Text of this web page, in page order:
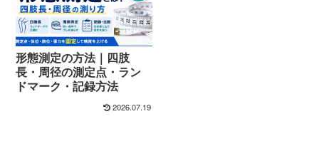
形態測定の方法｜四肢
長・周径の測定点・ラン
ドマーク・記録方法
2026.07.19